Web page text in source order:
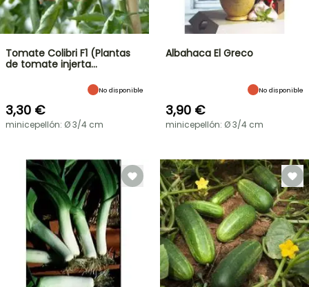
Tomate Colibri F1 (Plantas
de tomate injerta…
No disponible
3,30 €
minicepellón: Ø 3/4 cm
Albahaca El Greco
No disponible
3,90 €
minicepellón: Ø 3/4 cm